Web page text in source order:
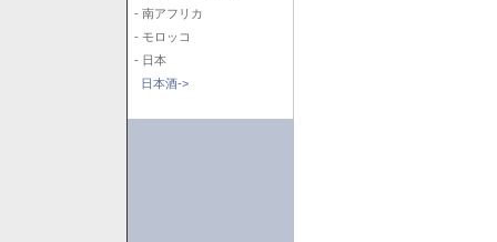
- 南アフリカ
- モロッコ
- 日本
日本酒->